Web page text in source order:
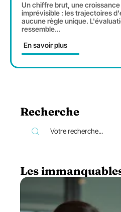
Un chiffre brut, une
imprévisible : les trajectoires
aucune règle unique.
ressemble…
En savoir plus
Recherche
Les